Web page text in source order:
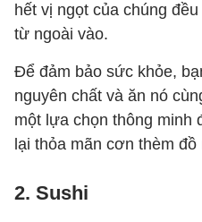
hết vị ngọt của chúng
từ ngoài vào.
Để đảm bảo sức khỏe,
nguyên chất và ăn nó
một lựa chọn thông minh
lại thỏa mãn cơn thèm
2. Sushi